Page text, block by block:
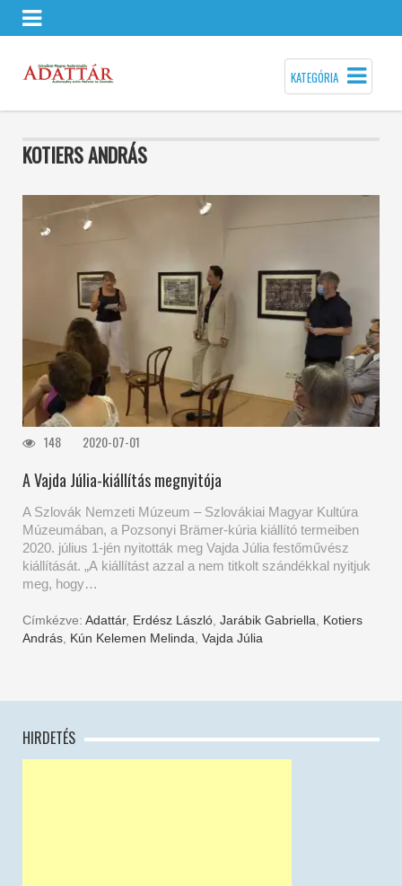
KATEGÓRIA
KOTIERS ANDRÁS
148 2020-07-01
A Vajda Júlia-kiállítás megnyitója
A Szlovák Nemzeti Múzeum – Szlovákiai Magyar Kultúra
Múzeumában, a Pozsonyi Brämer-kúria kiállító termeiben
2020. július 1-jén nyitották meg Vajda Júlia festőművész
kiállítását. „A kiállítást azzal a nem titkolt szándékkal nyitjuk
meg, hogy…
Címkézve: Adattár, Erdész László, Jarábik Gabriella, Kotiers
András, Kún Kelemen Melinda, Vajda Júlia
HIRDETÉS